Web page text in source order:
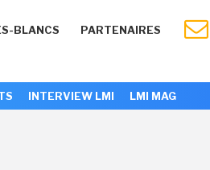
BLANCS PARTENAIRES
INTERVIEW LMI LMI MAG